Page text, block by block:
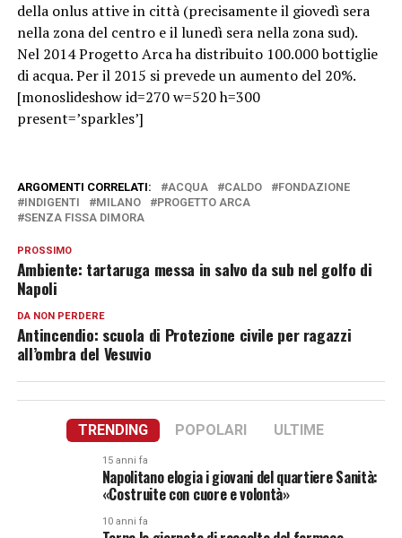
della onlus attive in città (precisamente il giovedì sera
nella zona del centro e il lunedì sera nella zona sud).
Nel 2014 Progetto Arca ha distribuito 100.000 bottiglie
di acqua. Per il 2015 si prevede un aumento del 20%.
[monoslideshow id=270 w=520 h=300
present=’sparkles’]
ARGOMENTI CORRELATI: ACQUA CALDO
FONDAZIONE
INDIGENTI
MILANO
PROGETTO ARCA
SENZA FISSA DIMORA
PROSSIMO
Ambiente: tartaruga messa in salvo da sub nel golfo di
Napoli
DA NON PERDERE
Antincendio: scuola di Protezione civile per ragazzi
all’ombra del Vesuvio
TRENDING POPOLARI ULTIME
15 anni fa
Napolitano elogia i giovani del quartiere Sanità:
«Costruite con cuore e volontà»
10 anni fa